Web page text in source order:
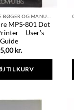
MPS-801 Dot
– User’s
Guide
kr.
TIL KURV